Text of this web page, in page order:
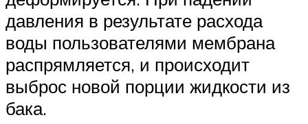
давления в результате расхода
воды пользователями мембрана
распрямляется, и происходит
выброс новой порции жидкости из
бака.